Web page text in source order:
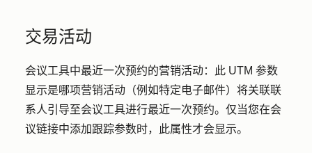
交易活动
会议工具中最近一次预约的营销活动：此 UTM 参数
显示是哪项营销活动（例如特定电子邮件）将关联联
系人引导至会议工具进行最近一次预约。仅当您在会
议链接中添加跟踪参数时，此属性才会显示。